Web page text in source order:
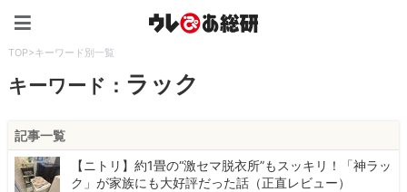
TOP>キーワード別一覧
キーワード： ラック
記事一覧
【ニトリ】約1畳の“激セマ脱衣所”もスッキリ！「神ラッ
ク」が家族にも大好評だった話（正直レビュー）